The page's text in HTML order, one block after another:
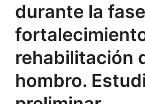
durante la
rehabilitación
hombro.